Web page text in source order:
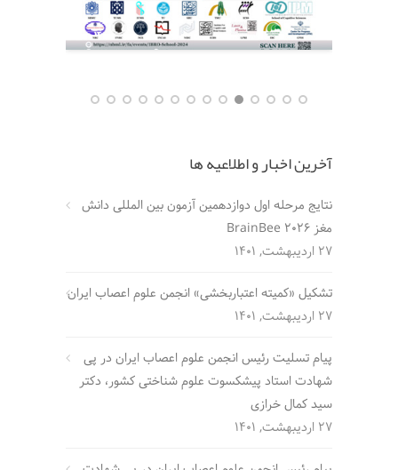
آخرین اخبار و اطلاعیه ها
نتایج مرحله اول دوازدهمین آزمون بین المللی دانش
مغز BrainBee 2026
27 اردیبهشت, 1401
تشکیل «کمیته اعتباربخشی» انجمن علوم اعصاب ایران
27 اردیبهشت, 1401
پیام تسلیت رئیس انجمن علوم اعصاب ایران در پی
شهادت استاد پیشکسوت علوم شناختی کشور، دکتر
سید کمال خرازی
27 اردیبهشت, 1401